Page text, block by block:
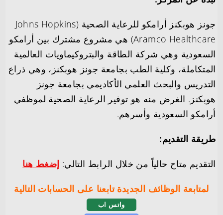
جونز هوبكنز أرامكو للرعاية الصحية (Johns Hopkins
Aramco Healthcare) هي مشروع مشترك بين أرامكو
السعودية وهي شركة الطاقة والبتروكيماويات العالمية
المتكاملة، وكلية الطب بجامعة جونز هوبكنز، وهي ذراع
التدريس والبحث العلمي الأكاديمي بجامعة جونز
هوبكنز. الغرض منه هو توفير الرعاية الصحية لموظفي
أرامكو السعودية وأسرهم.
طريقة التقديم:
التقديم متاح حالياً من خلال الرابط التالي: إضغط هنا
لمتابعة الوظائف الجديدة تابعنا على الحسابات التالية
واتس اب